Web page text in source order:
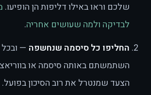
שלכם וראו באילו דליפות הן הופיעו.
לבדיקה ולמה שעושים אחריה.
החליפו כל סיסמה שנחשפה —
השתמשתם באותה סיסמה או
הצעד שמנטרל את רוב הסיכון בפועל.